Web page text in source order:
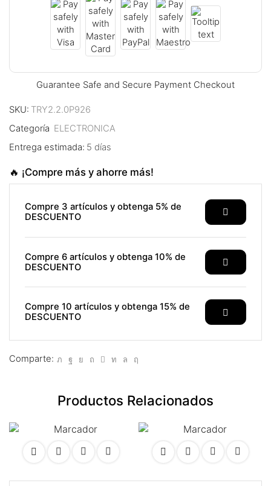
panel
panel
panel
panel
panel
satın al
panel
panel
panel
panel
Guarantee Safe and Secure Payment Checkout
SKU: TRY2.2.0P926
Categoría ELECTRONICA
Entrega estimada: 5 días
🔥 ¡Compre más y ahorre más!
Compre 3 artículos y obtenga 5% de
DESCUENTO
Compre 6 artículos y obtenga 10% de
DESCUENTO
Compre 10 artículos y obtenga 15% de
DESCUENTO
Comparte:
Productos Relacionados